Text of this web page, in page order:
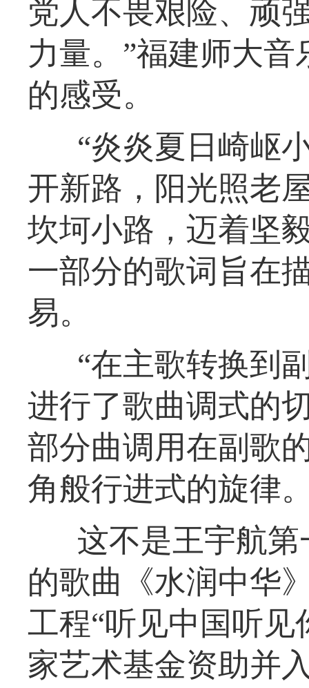
党人不畏艰险、顽
力量。”福建师大
的感受。
“炎炎夏日崎岖
开新路，阳光照老
坎坷小路，迈着坚
一部分的歌词旨在
易。
“在主歌转换到
进行了歌曲调式的
部分曲调用在副歌
角般行进式的旋律
这不是王宇航
的歌曲《水润中华
工程“听见中国听见
家艺术基金资助并